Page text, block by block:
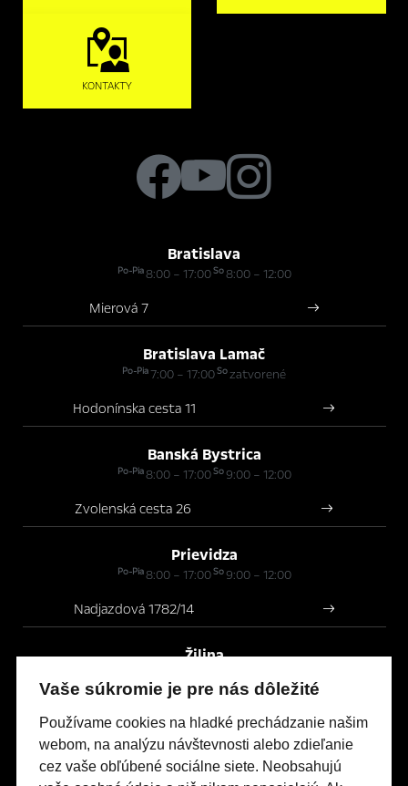
KONTAKTY
Bratislava
Po-Pia8:00 – 17:00So8:00 – 12:00
Mierová 7
Bratislava Lamač
Po-Pia7:00 – 17:00Sozatvorené
Hodonínska cesta 11
Banská Bystrica
Po-Pia8:00 – 17:00So9:00 – 12:00
Zvolenská cesta 26
Prievidza
Po-Pia8:00 – 17:00So9:00 – 12:00
Nadjazdová 1782/14
Žilina
Modely Opel
Vaše súkromie je pre nás dôležité
Používame cookies na hladké prechádzanie našim
webom, na analýzu návštevnosti alebo zdieľanie
cez vaše obľúbené sociálne siete. Neobsahujú